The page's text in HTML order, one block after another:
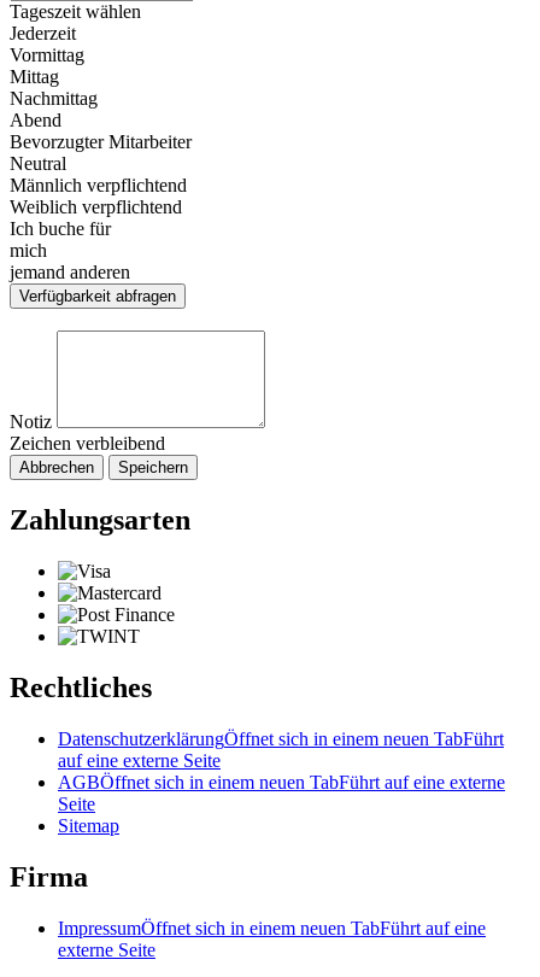
Tageszeit wählen
Jederzeit
Vormittag
Mittag
Nachmittag
Abend
Bevorzugter Mitarbeiter
Neutral
Männlich verpflichtend
Weiblich verpflichtend
Ich buche für
mich
jemand anderen
Verfügbarkeit abfragen
Notiz
Zeichen verbleibend
Abbrechen Speichern
Zahlungsarten
Rechtliches
DatenschutzerklärungÖffnet sich in einem neuen TabFührt
auf eine externe Seite
AGBÖffnet sich in einem neuen TabFührt auf eine externe
Seite
Sitemap
Firma
ImpressumÖffnet sich in einem neuen TabFührt auf eine
externe Seite